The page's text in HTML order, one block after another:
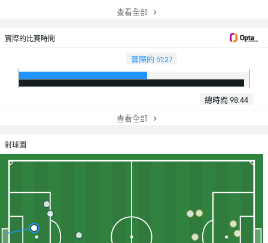
查看全部
實際的比賽時間
實際的 51:27
總時間 98:44
查看全部
射球圖